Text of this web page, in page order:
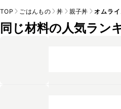
TOP ごはんもの 丼 親子丼 オムラ
同じ材料の人気ラン